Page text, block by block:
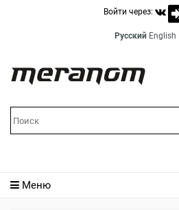
Войти через:
Русский English
Меню